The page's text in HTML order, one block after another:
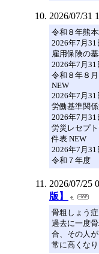
2026/07/31
令和８年熊
2026年7月
雇用保険の
2026年7月31
令和８年８
NEW
2026年7月
労働基準関
2026年7月
労災レセプ
件表 NEW
2026年7月31
令和７年度
2026/07/25
版】
骨粗しょう症
過去に一度
合、その人
常に高くなり